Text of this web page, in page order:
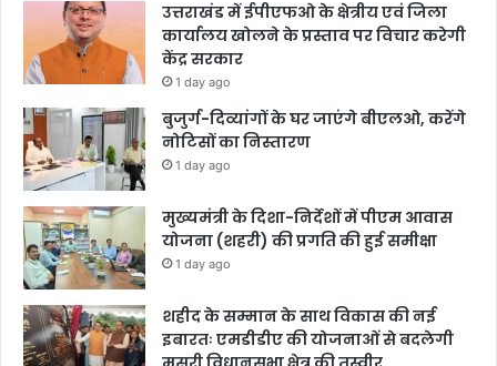
उत्तराखंड में ईपीएफओ के क्षेत्रीय एवं जिला
कार्यालय खोलने के प्रस्ताव पर विचार करेगी
केंद्र सरकार
1 day ago
बुजुर्ग-दिव्यांगों के घर जाएंगे बीएलओ, करेंगे
नोटिसों का निस्तारण
1 day ago
मुख्यमंत्री के दिशा-निर्देशों में पीएम आवास
योजना (शहरी) की प्रगति की हुई समीक्षा
1 day ago
शहीद के सम्मान के साथ विकास की नई
इबारतः एमडीडीए की योजनाओं से बदलेगी